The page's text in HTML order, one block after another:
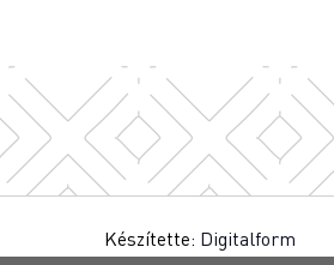
Készítette: Digitalform